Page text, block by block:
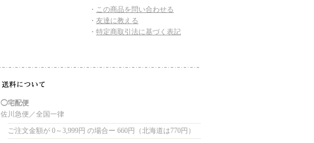
・ この商品を問い合わせる
・ 友達に教える
・ 特定商取引法に基づく表記
◯宅配便
佐川急便／全国一律
ご注文金額が 0～3,999円 の場合ー 660円（北海道は770円）